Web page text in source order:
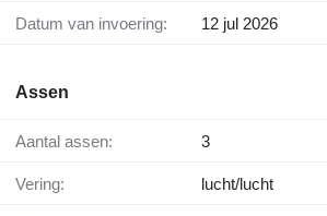
Datum van invoering: 12 jul 2026
Assen
Aantal assen: 3
Vering: lucht/lucht